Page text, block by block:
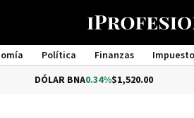
Política Finanzas
Management
0.34%$1,520.00